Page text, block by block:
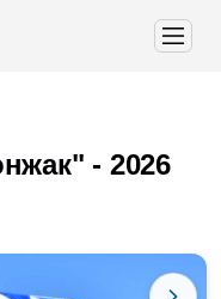
- 2026